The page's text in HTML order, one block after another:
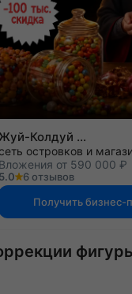
Жуй-Колдуй
Вложения от 590 000 ₽
5.0
6 отзывов
Получить бизнес-